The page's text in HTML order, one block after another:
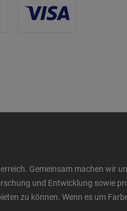
Gemeinsam machen wir
und Entwicklung sowie
zu können. Wenn es um